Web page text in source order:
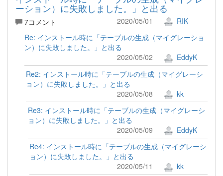
ーション）に失敗しました。」と出る
7コメント 2020/05/01
RIK
Re: インストール時に「テーブルの生成（マイグレーショ
ン）に失敗しました。」と出る
2020/05/02
EddyK
Re2: インストール時に「テーブルの生成（マイグレーシ
ョン）に失敗しました。」と出る
2020/05/08
kk
Re3: インストール時に「テーブルの生成（マイグレーシ
ョン）に失敗しました。」と出る
2020/05/09
EddyK
Re4: インストール時に「テーブルの生成（マイグレーシ
ョン）に失敗しました。」と出る
2020/05/11
kk